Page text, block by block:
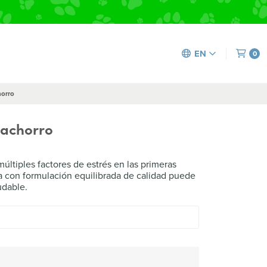
EN 0
factores de estrés en las primeras
con formulación equilibrada de calidad puede